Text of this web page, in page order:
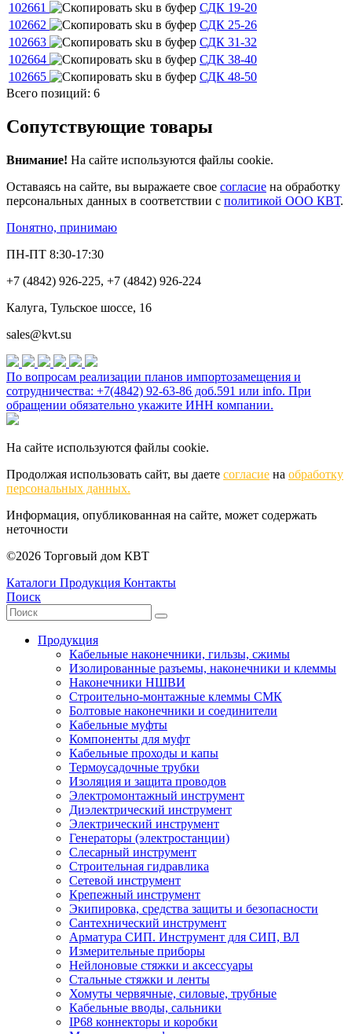
102661
СДК 19-20
102662
СДК 25-26
102663
СДК 31-32
102664
СДК 38-40
102665
СДК 48-50
Всего позиций: 6
Сопутствующие товары
Внимание! На сайте используются файлы cookie.
Оставаясь на сайте, вы выражаете свое согласие на обработку
персональных данных в соответствии с политикой ООО КВТ.
Понятно, принимаю
ПН-ПТ 8:30-17:30
+7 (4842) 926-225, +7 (4842) 926-224
Калуга, Тульское шоссе, 16
sales@kvt.su
По вопросам реализации планов импортозамещения и
сотрудничества: +7(4842) 92-63-86 доб.591 или info. При
обращении обязательно укажите ИНН компании.
На сайте используются файлы cookie.
Продолжая использовать сайт, вы даете согласие на обработку
персональных данных.
Информация, опубликованная на сайте, может содержать
неточности
©2026 Торговый дом КВТ
Каталоги Продукция Контакты
Поиск
Продукция
Кабельные наконечники, гильзы, сжимы
Изолированные разъемы, наконечники и клеммы
Наконечники НШВИ
Строительно-монтажные клеммы СМК
Болтовые наконечники и соединители
Кабельные муфты
Компоненты для муфт
Кабельные проходы и капы
Термоусадочные трубки
Изоляция и защита проводов
Электромонтажный инструмент
Диэлектрический инструмент
Электрический инструмент
Генераторы (электростанции)
Слесарный инструмент
Строительная гидравлика
Сетевой инструмент
Крепежный инструмент
Экипировка, средства защиты и безопасности
Сантехнический инструмент
Арматура СИП. Инструмент для СИП, ВЛ
Измерительные приборы
Нейлоновые стяжки и аксессуары
Стальные стяжки и ленты
Хомуты червячные, силовые, трубные
Кабельные вводы, сальники
IP68 коннекторы и коробки